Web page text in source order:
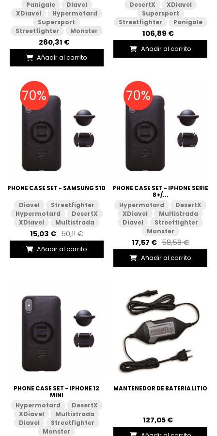
Panigale
Diavel
XDiavel
Hypermotard
Supersport
Streetfighter
Monster
260,31 €
Añadir al carrito
DesertX
XDiavel
Supersport
Streetfighter
Panigale
106,89 €
Añadir al carrito
PHONE CASE SET - SAMSUNG S10
Diavel
Streetfighter
Hypermotard
DesertX
XDiavel
Multistrada
15,03 € 50,11 €
Añadir al carrito
70%
PHONE CASE SET - IPHONE SERIE
8+/...
Hypermotard
DesertX
XDiavel
Multistrada
Diavel
Streetfighter
Monster
17,57 € 58,58 €
Añadir al carrito
70%
PHONE CASE SET - IPHONE 12
MINI
Hypermotard
DesertX
XDiavel
Multistrada
Diavel
Streetfighter
Monster
MANTENEDOR DE BATERIA LITIO
127,05 €